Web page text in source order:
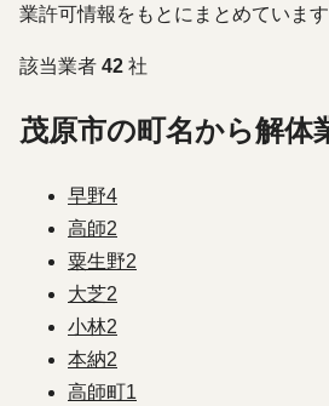
業許可情報をもとにまとめています
該当業者 42 社
茂原市の町名から解体
早野4
高師2
粟生野2
大芝2
小林2
本納2
高師町1